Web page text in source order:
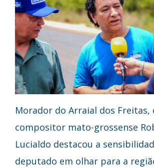
Morador do Arraial dos Freitas,
compositor mato-grossense
Lucialdo destacou a
deputado em olhar para a